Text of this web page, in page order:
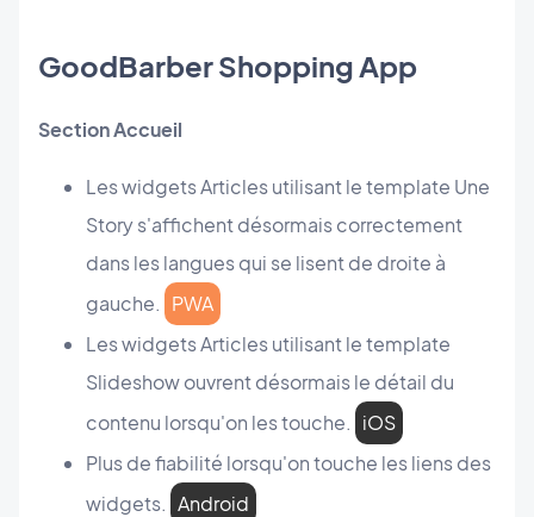
GoodBarber Shopping App
Section Accueil
Les widgets Articles utilisant le template Une
Story s'affichent désormais correctement
dans les langues qui se lisent de droite à
gauche. PWA
Les widgets Articles utilisant le template
Slideshow ouvrent désormais le détail du
contenu lorsqu'on les touche. iOS
Plus de fiabilité lorsqu'on touche les liens des
widgets. Android